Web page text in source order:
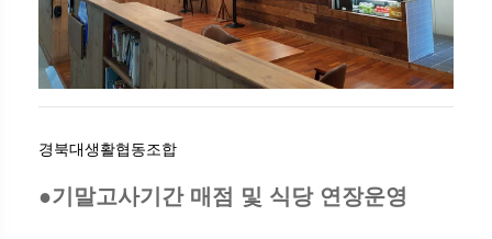
경북대생활협동조합
●기말고사기간 매점 및 식당 연장운영